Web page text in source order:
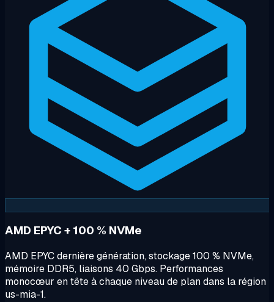
AMD EPYC + 100 % NVMe
AMD EPYC dernière génération, stockage 100 % NVMe,
mémoire DDR5, liaisons 40 Gbps. Performances
monocœur en tête à chaque niveau de plan dans la région
us-mia-1.